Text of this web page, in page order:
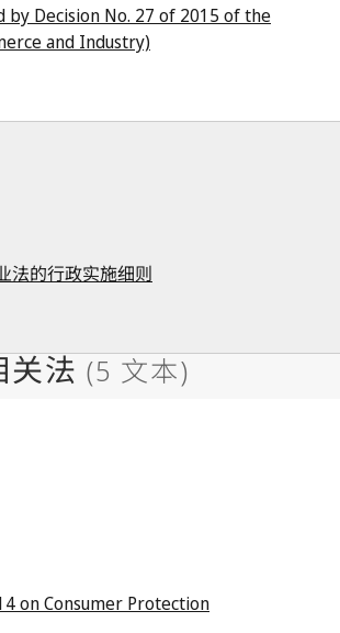
by Decision No. 27 of 2015 of the
and Industry)
法的行政实施细则
on Consumer Protection